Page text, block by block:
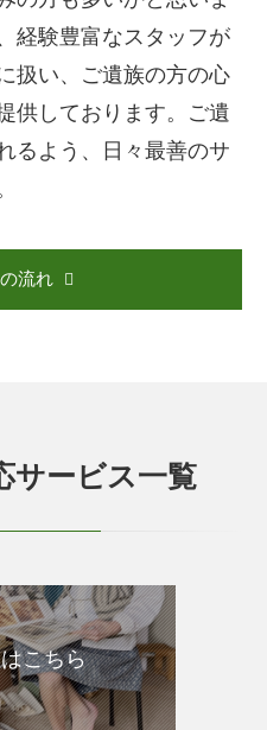
経験豊富なスタッフが
扱い、ご遺族の方の心
供しております。ご遺
るよう、日々最善のサ
流れ
サービス一覧
こちら